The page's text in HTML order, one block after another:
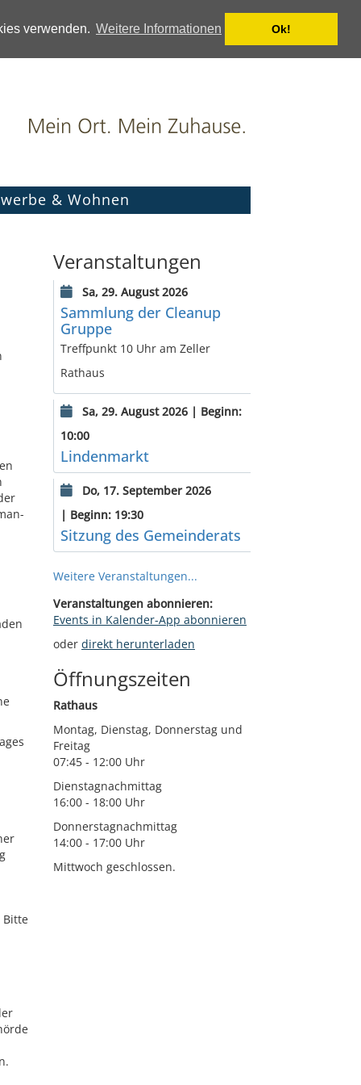
verwenden. Weitere Informationen Ok!
& Wohnen
Bitte
Veranstaltungen
Sa, 29. August 2026
Sammlung der Cleanup
Gruppe
Treffpunkt 10 Uhr am Zeller
Rathaus
Sa, 29. August 2026 | Beginn:
10:00
Lindenmarkt
Do, 17. September 2026
| Beginn: 19:30
Sitzung des Gemeinderats
Weitere Veranstaltungen...
Veranstaltungen abonnieren:
Events in Kalender-App abonnieren
oder direkt herunterladen
Öffnungszeiten
Rathaus
Montag, Dienstag, Donnerstag und
Freitag
07:45 - 12:00 Uhr
Dienstagnachmittag
16:00 - 18:00 Uhr
Donnerstagnachmittag
14:00 - 17:00 Uhr
Mittwoch geschlossen.